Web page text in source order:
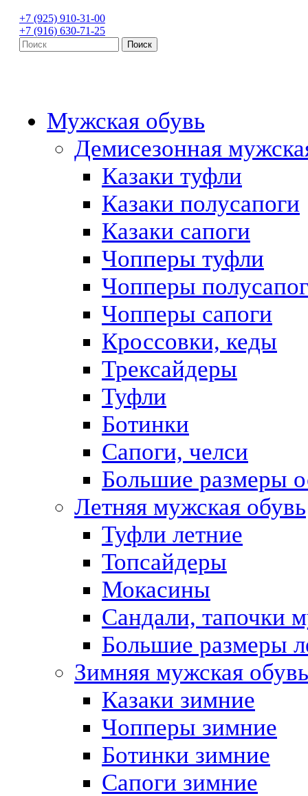
+7 (925) 910-31-00
+7 (916) 630-71-25
Мужская обувь
Демисезонная
Казаки туфли
Казаки полусапоги
Казаки сапоги
Чопперы туфли
Чопперы
Чопперы сапоги
Кроссовки, кеды
Трексайдеры
Туфли
Ботинки
Сапоги, челси
Большие размеры
Летняя мужская обувь
Туфли летние
Топсайдеры
Мокасины
Сандали, тапочки
Большие размеры
Зимняя мужская обувь
Казаки зимние
Чопперы зимние
Ботинки зимние
Сапоги зимние